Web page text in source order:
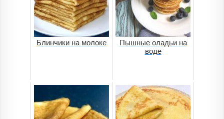
Блинчики на молоке
Пышные оладьи на
воде